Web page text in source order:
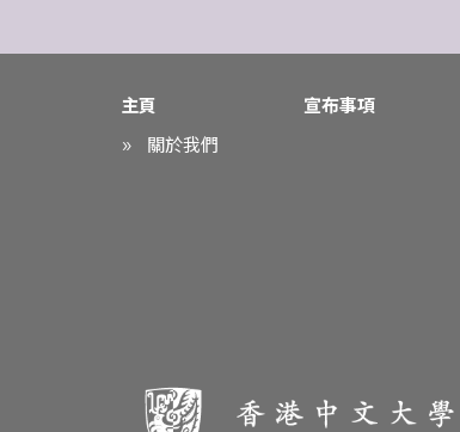
主頁
關於我們
宣布事項